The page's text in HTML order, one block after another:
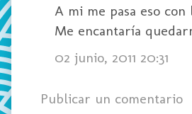
A mi me pasa eso
Me encantaría
02 junio, 2011 20:31
Publicar un comentario